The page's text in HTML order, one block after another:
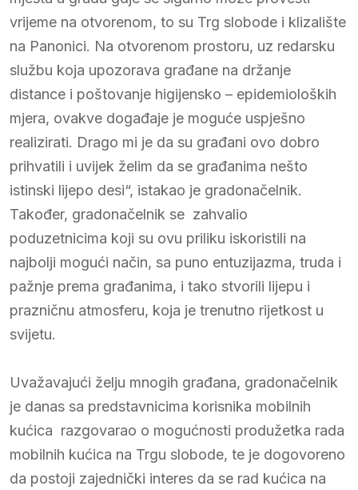
vrijeme na otvorenom, to su Trg slobode i klizalište
na Panonici. Na otvorenom prostoru, uz redarsku
službu koja upozorava građane na držanje
distance i poštovanje higijensko – epidemioloških
mjera, ovakve događaje je moguće uspješno
realizirati. Drago mi je da su građani ovo dobro
prihvatili i uvijek želim da se građanima nešto
istinski lijepo desi“, istakao je gradonačelnik.
Također, gradonačelnik se zahvalio
poduzetnicima koji su ovu priliku iskoristili na
najbolji mogući način, sa puno entuzijazma, truda i
pažnje prema građanima, i tako stvorili lijepu i
prazničnu atmosferu, koja je trenutno rijetkost u
svijetu.
Uvažavajući želju mnogih građana, gradonačelnik
je danas sa predstavnicima korisnika mobilnih
kućica razgovarao o mogućnosti produžetka rada
mobilnih kućica na Trgu slobode, te je dogovoreno
da postoji zajednički interes da se rad kućica na